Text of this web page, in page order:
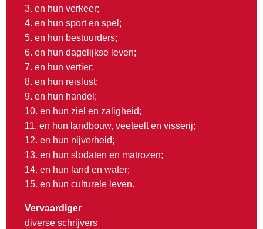
3. en hun verkeer;
4. en hun sport en spel;
5. en hun bestuurders;
6. en hun dagelijkse leven;
7. en hun vertier;
8. en hun reislust;
9. en hun handel;
10. en hun ziel en zaligheid;
11. en hun landbouw, veeteelt en visserij;
12. en hun nijverheid;
13. en hun slodaten en matrozen;
14. en hun land en water;
15. en hun culturele leven.
Vervaardiger
diverse schrijvers